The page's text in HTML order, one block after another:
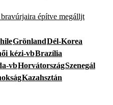
építve megálljt
GrönlandDél-Korea
kézi-vbBrazília
vbHorvátországSzenegál
Kazahsztán